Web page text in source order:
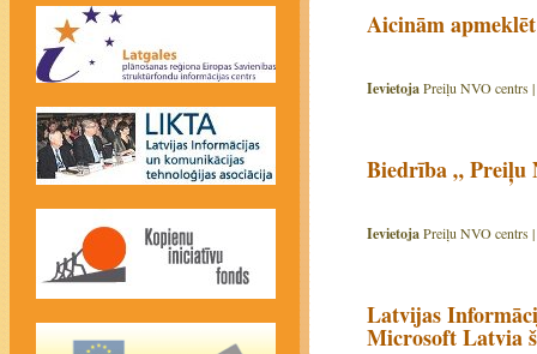
Aicinām
IevietojaPreiļu NVO centrs |
Biedrība „ Preiļu
IevietojaPreiļu NVO centrs |
Latvijas
Microsoft Latvia